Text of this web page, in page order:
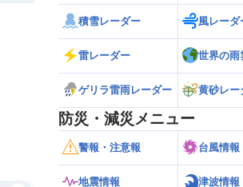
積雪レーダー 風レーダ
雷レーダー 世界の雨
ゲリラ雷雨レーダー 黄砂レー
防災・減災メニュー
警報・注意報 台風情報
地震情報 津波情報